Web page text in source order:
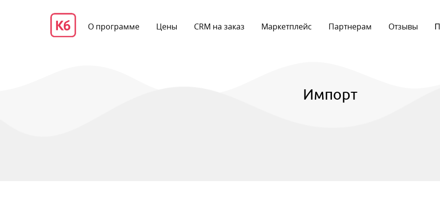
О программе Цены CRM на заказ Маркетплейс Партнерам Отзывы
Импорт